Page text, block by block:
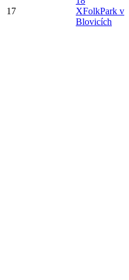
17
XFolkPark v
Blovicích